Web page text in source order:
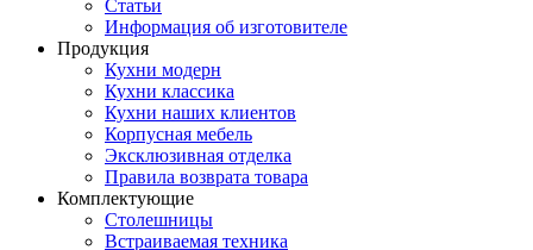
Статьи
Информация об изготовителе
Продукция
Кухни модерн
Кухни классика
Кухни наших клиентов
Корпусная мебель
Эксклюзивная отделка
Правила возврата товара
Комплектующие
Столешницы
Встраиваемая техника